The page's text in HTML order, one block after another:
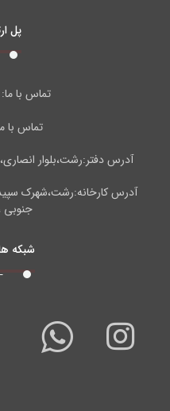
پل
تماس با
تماس با
آدرس دفتر:رشت،بلوار
آدرس کارخانه:رشت،شهرک
جنوبی
شبکه